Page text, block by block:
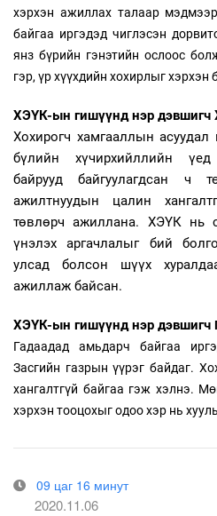
хэрхэн ажиллах талаар
байгаа иргэдэд чиглэсэн
янз бүрийн гэнэтийн ослоос
гэр, үр хүүхдийн хохирлыг хэрхэн
ХЭҮК-ын гишүүнд нэр
Хохирогч хамгааллын
бүлийн хүчирхийллийн үед
байрууд байгуулагдсан ч
ажилтнуудын цалин
төвлөрч ажиллана. ХЭҮК нь
үнэлэх аргачлалыг бий
улсад болсон шүүх
ажиллаж байсан.
ХЭҮК-ын гишүүнд нэр дэвшигч
Гадаадад амьдарч байгаа
Засгийн газрын үүрэг байдаг.
хангалтгүй байгаа гэж хэлнэ.
хэрхэн тооцохыг одоо хэр нь
09 цаг 16 минут
2020.11.06